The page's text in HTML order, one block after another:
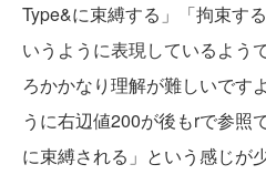
Type&に束縛する」「拘束す
いうように表現しているよう
ろかかなり理解が難しいです
うに右辺値200が後もrで参照
に束縛される」という感じが